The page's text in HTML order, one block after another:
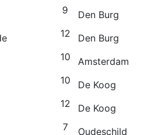
9
Den Burg
12
Den Burg
10
Amsterdam
10
De Koog
12
De Koog
7
Oudeschild